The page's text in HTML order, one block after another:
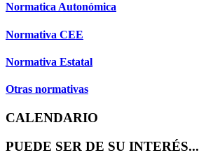
Normatica Autonómica
Normativa CEE
Normativa Estatal
Otras normativas
CALENDARIO
PUEDE SER DE SU INTERÉS...